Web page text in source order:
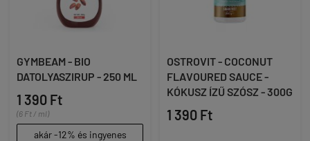
GYMBEAM - BIO
DATOLYASZIRUP - 250 ML
1 390 Ft
(6 Ft / ml)
akár -12% és ingyenes
OSTROVIT - COCONUT
FLAVOURED SAUCE -
KÓKUSZ ÍZŰ SZÓSZ - 300G
1 390 Ft